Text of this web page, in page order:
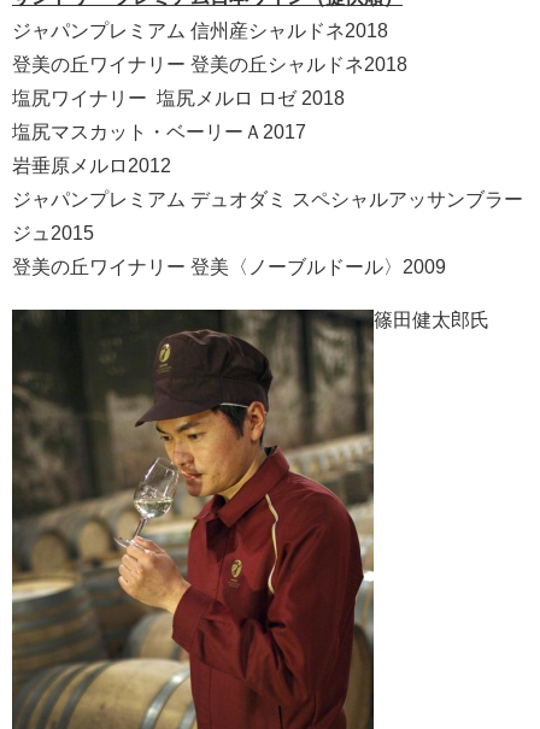
ジャパンプレミアム 信州産シャルドネ2018
登美の丘ワイナリー 登美の丘シャルドネ2018
塩尻ワイナリー 塩尻メルロ ロゼ 2018
塩尻マスカット・ベーリーＡ2017
岩垂原メルロ2012
ジャパンプレミアム デュオダミ スペシャルアッサンブラー
ジュ2015
登美の丘ワイナリー 登美〈ノーブルドール〉2009
篠田健太郎氏